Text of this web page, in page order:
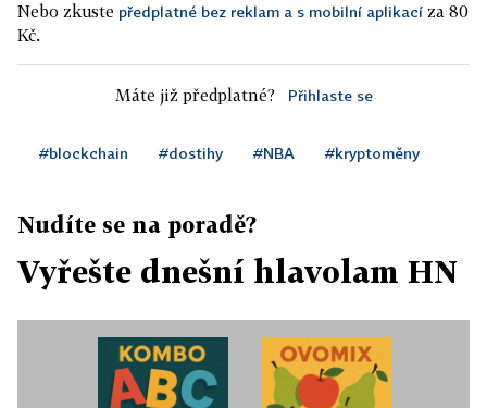
Nebo zkuste předplatné bez reklam a s mobilní aplikací za 80
Kč.
Máte již předplatné? Přihlaste se
#blockchain #dostihy #NBA #kryptoměny
Nudíte se na poradě?
Vyřešte dnešní hlavolam HN